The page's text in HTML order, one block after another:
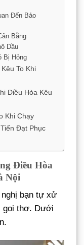
Đến Bảo
Bằng
Dầu
Bị Hỏng
To Khi
Điều Hòa Kêu
Khi Chạy
Đạt Phục
Điều Hòa
Nội
nghị bạn tự xử
gọi thợ. Dưới